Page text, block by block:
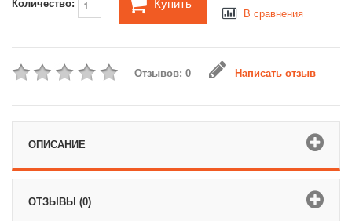
Количество: Купить
В сравнения
Отзывов: 0 Написать отзыв
ОПИСАНИЕ
ОТЗЫВЫ (0)